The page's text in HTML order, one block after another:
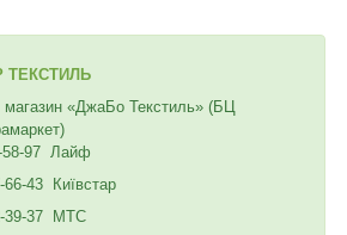
ТЕКСТИЛЬ
«ДжаБо Текстиль» (БЦ
97 Лайф
43 Київстар
37 МТС